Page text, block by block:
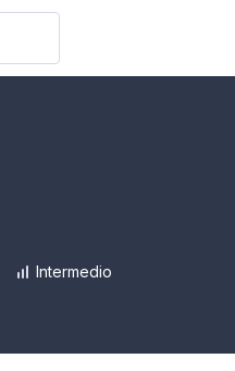
Intermedio